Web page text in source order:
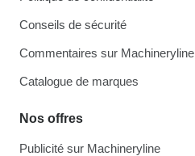
Conseils de sécurité
Commentaires sur Machineryline
Catalogue de marques
Nos offres
Publicité sur Machineryline